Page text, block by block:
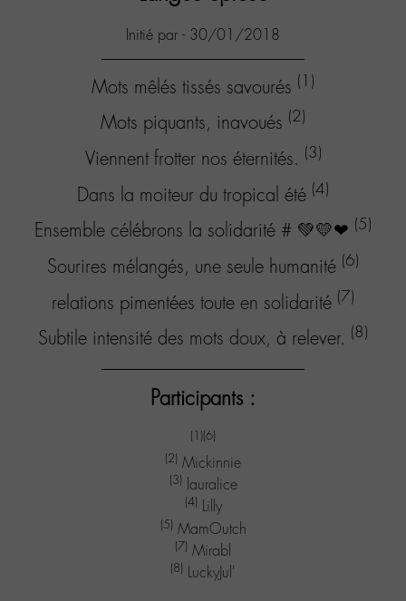
Initié par - 30/01/2018
Mots mêlés tissés savourés (1)
Mots piquants, inavoués (2)
Viennent frotter nos éternités. (3)
Dans la moiteur du tropical été (4)
Ensemble célébrons la solidarité # 💚💛❤ (5)
Sourires mélangés, une seule humanité (6)
relations pimentées toute en solidarité (7)
Subtile intensité des mots doux, à relever. (8)
Participants :
(1)(6)
(2) Mickinnie
(3) lauralice
(4) Lilly
(5) MamOutch
(7) Mirabl
(8) LuckyJul'